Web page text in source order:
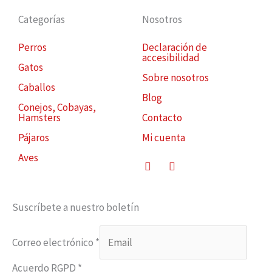
Categorías
Perros
Gatos
Caballos
Conejos, Cobayas,
Hamsters
Pájaros
Aves
Nosotros
Declaración de
accesibilidad
Sobre nosotros
Blog
Contacto
Mi cuenta
FacebookInstagram
Suscríbete a nuestro boletín
Correo electrónico *
Acuerdo RGPD *